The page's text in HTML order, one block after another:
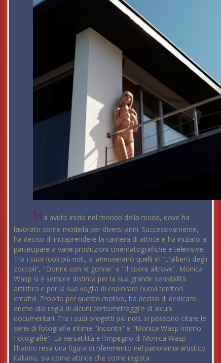
H a avuto inizio nel mondo della moda, dove ha
lavorato come modella per diversi anni. Successivamente,
ha deciso di intraprendere la carriera di attrice e ha iniziato a
partecipare a varie produzioni cinematografiche e televisive.
Tra i suoi ruoli più noti, si annoverano quelli in "L'albero degli
zoccoli", "Donne con le gonne" e "Il cuore altrove". Monica
Wasp si è sempre distinta per la sua grande sensibilità
artistica e per la sua voglia di esplorare nuovi territori
creativi. Proprio per questo motivo, ha deciso di dedicarsi
anche alla regia di alcuni cortometraggi e di alcuni
documentari. Tra i suoi progetti più noti, si possono citare le
serie di fotografie intime "Incontri" e "Monica Wasp Intimo
Fotografie". La versatilità e l'impegno di Monica Wasp
l'hanno resa una figura di riferimento nel panorama artistico
italiano, sia come attrice che come regista.